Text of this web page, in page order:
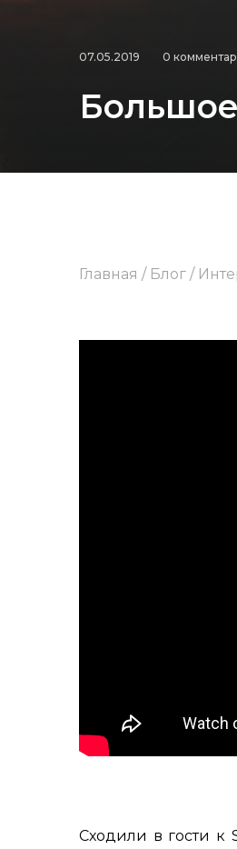
07.05.2019 0
Главная / Блог /
Сходили в гости к